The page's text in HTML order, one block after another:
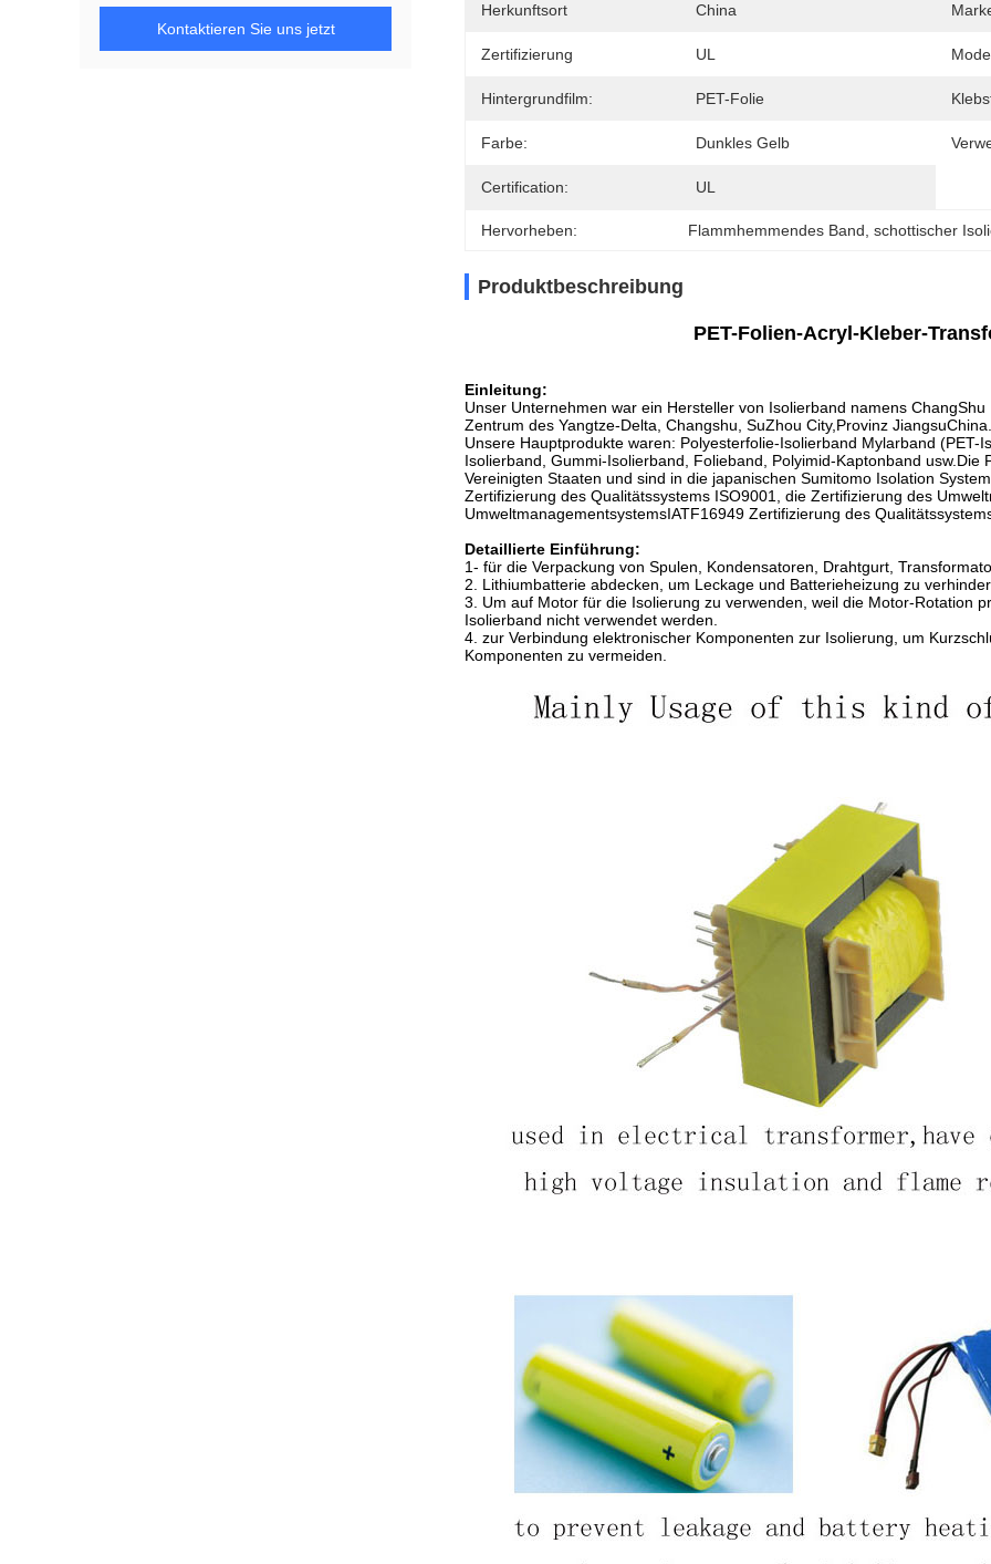
Kontaktieren Sie uns jetzt
Herkunftsort China
Zertifizierung UL
Hintergrundfilm: PET-Folie
Farbe: Dunkles Gelb
Certification: UL
Hervorheben: Flammhemmendes Band , schottischer
Produktbeschreibung
PET-Folien-Acryl-Kleber-
Einleitung:
Unser Unternehmen war ein Hersteller von Isolierband namens
Zentrum des Yangtze-Delta, Changshu, SuZhou City,Provinz JiangsuChina.
Unsere Hauptprodukte waren: Polyesterfolie-Isolierband Mylarband
Isolierband, Gummi-Isolierband, Folieband, Polyimid-Kaptonband
Vereinigten Staaten und sind in die japanischen Sumitomo Isolation
Zertifizierung des Qualitätssystems ISO9001, die Zertifizierung des
UmweltmanagementsystemsIATF16949 Zertifizierung des
Detaillierte Einführung:
1- für die Verpackung von Spulen, Kondensatoren, Drahtgurt,
2. Lithiumbatterie abdecken, um Leckage und Batterieheizung zu
3. Um auf Motor für die Isolierung zu verwenden, weil die Motor-Rotation
Isolierband nicht verwendet werden.
4. zur Verbindung elektronischer Komponenten zur Isolierung, um
Komponenten zu vermeiden.